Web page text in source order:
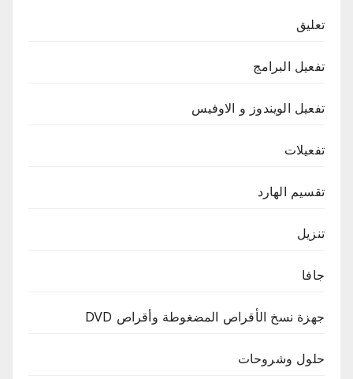
تعليق
تفعيل البرامج
تفعيل الويندوز و الاوفيس
تفعيلات
تقسيم الهارد
تنزيل
جافا
جهزة نسخ الأقراص المضغوطة وأقراص DVD
حلول وشروحات